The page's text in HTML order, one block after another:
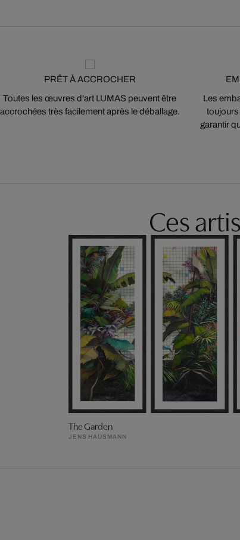
PRÊT À ACCROCHER
Toutes les œuvres d'art LUMAS peuvent être
accrochées très facilement après le déballage.
Les
toujours
garantir
Ces
The Garden
JENS HAUSMANN